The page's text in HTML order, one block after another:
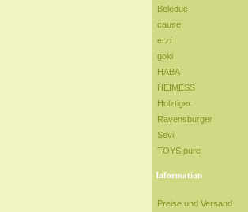
Beleduc
cause
erzi
goki
HABA
HEIMESS
Holztiger
Ravensburger
Sevi
TOYS pure
Information
Preise und Versand